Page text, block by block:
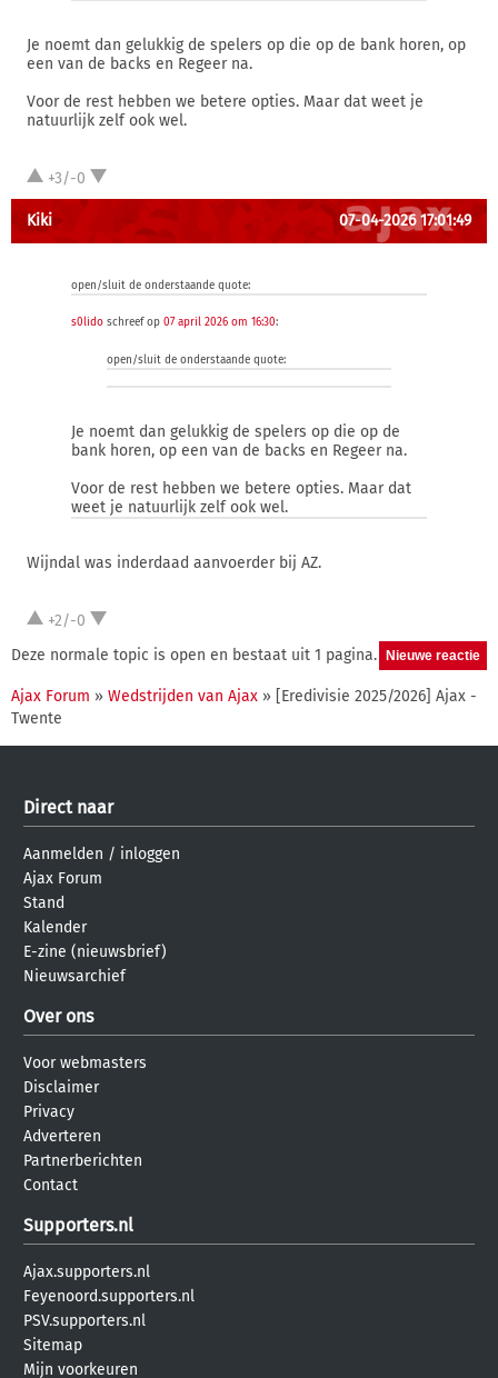
Je noemt dan gelukkig de spelers op die op de bank horen, op
een van de backs en Regeer na.
Voor de rest hebben we betere opties. Maar dat weet je
natuurlijk zelf ook wel.
+3/-0
Kiki 07-04-2026 17:01:49
open/sluit de onderstaande quote:
s0lido schreef op 07 april 2026 om 16:30:
open/sluit de onderstaande quote:
Je noemt dan gelukkig de spelers op die op de
bank horen, op een van de backs en Regeer na.
Voor de rest hebben we betere opties. Maar dat
weet je natuurlijk zelf ook wel.
Wijndal was inderdaad aanvoerder bij AZ.
+2/-0
Deze normale topic is open en bestaat uit 1 pagina.
Ajax Forum » Wedstrijden van Ajax » [Eredivisie 2025/2026] Ajax -
Twente
Direct naar
Aanmelden / inloggen
Ajax Forum
Stand
Kalender
E-zine (nieuwsbrief)
Nieuwsarchief
Over ons
Voor webmasters
Disclaimer
Privacy
Adverteren
Partnerberichten
Contact
Supporters.nl
Ajax.supporters.nl
Feyenoord.supporters.nl
PSV.supporters.nl
Sitemap
Mijn voorkeuren